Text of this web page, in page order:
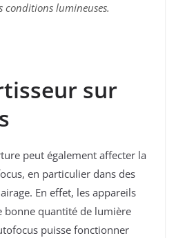
conditions lumineuses.
sur
peut également affecter la
en particulier dans des
En effet, les appareils
bonne quantité de lumière
puisse fonctionner